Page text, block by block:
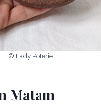
© Lady Poterie
Matam